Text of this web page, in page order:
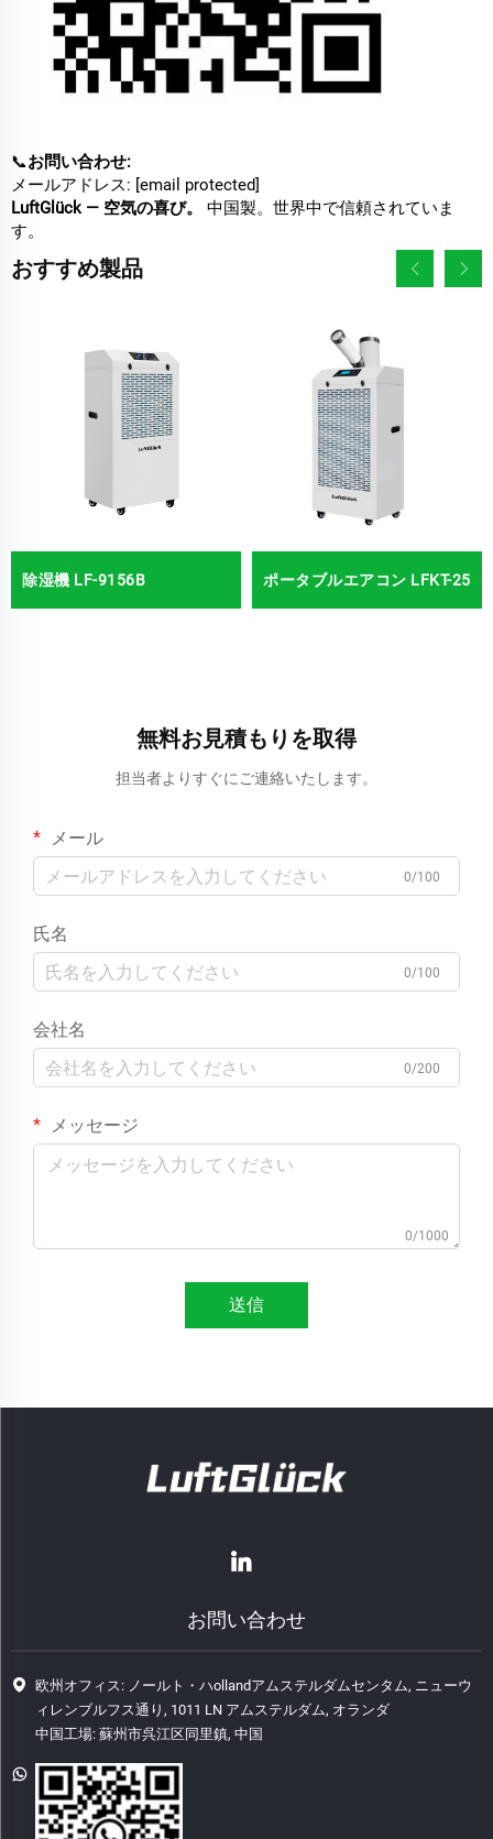
📞お問い合わせ:
メールアドレス: [email protected]
LuftGlück — 空気の喜び。 中国製。世界中で信頼されていま
す。
おすすめ製品
除湿機 LF-9156B ポータブルエアコン LFKT-25
無料お見積もりを取得
担当者よりすぐにご連絡いたします。
メール
0/100
氏名
0/100
会社名
0/200
メッセージ
0/1000
送信
お問い合わせ
欧州オフィス: ノールト・ハollandアムステルダムセンタム, ニューウ
ィレンブルフス通り, 1011 LN アムステルダム, オランダ
中国工場: 蘇州市呉江区同里鎮, 中国